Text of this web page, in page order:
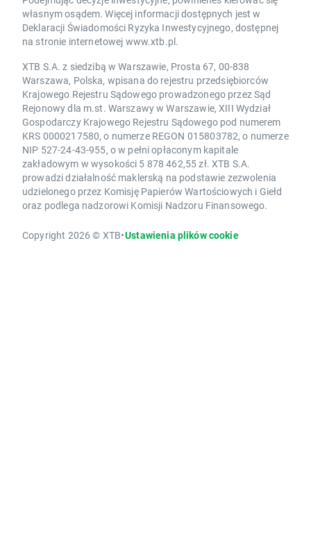
własnym osądem. Więcej informacji dostępnych jest w
Deklaracji Świadomości Ryzyka Inwestycyjnego, dostępnej
na stronie internetowej www.xtb.pl.
XTB S.A. z siedzibą w Warszawie, Prosta 67, 00-838
Warszawa, Polska, wpisana do rejestru przedsiębiorców
Krajowego Rejestru Sądowego prowadzonego przez Sąd
Rejonowy dla m.st. Warszawy w Warszawie, XIII Wydział
Gospodarczy Krajowego Rejestru Sądowego pod numerem
KRS 0000217580, o numerze REGON 015803782, o numerze
NIP 527-24-43-955, o w pełni opłaconym kapitale
zakładowym w wysokości 5 878 462,55 zł. XTB S.A.
prowadzi działalność maklerską na podstawie zezwolenia
udzielonego przez Komisję Papierów Wartościowych i Giełd
oraz podlega nadzorowi Komisji Nadzoru Finansowego.
Copyright 2026 © XTB•Ustawienia plików cookie